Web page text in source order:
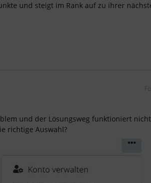
und steigt im Rank auf zu ihrer
und der Lösungsweg funktioniert
richtige Auswahl?